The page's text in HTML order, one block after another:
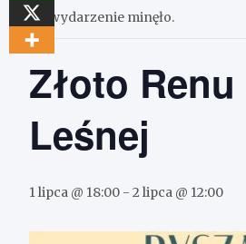
To wydarzenie minęło.
Złoto
Leśnej
1 lipca @ 18:00 - 2 lipca @ 12:00